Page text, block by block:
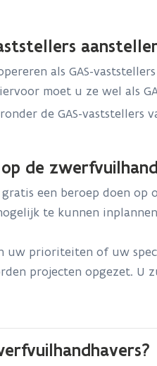
als GAS-
moet u ze wel als
de GAS-
de
een beroep doen op
te kunnen
uw prioriteiten of uw
projecten opgezet.